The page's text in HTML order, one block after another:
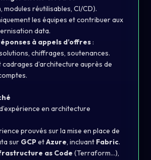
réutilisables, CI/CD).
les équipes et contribuer aux
data.
à appels d’offres :
chiffrages, soutenances.
d’architecture auprès de
en architecture
prouvés sur la mise en place de
sur GCPetAzure, incluant Fabric.
as Code (Terraform…),